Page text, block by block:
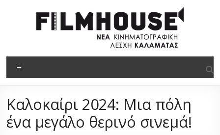
περιεχόμενο
περιεχόμενο
Filmhouse
Νέα
Λέσχη
Καλαμάτας
Kαλοκαίρι 2024: Μια πόλη
ένα μεγάλο θερινό σινεμά!